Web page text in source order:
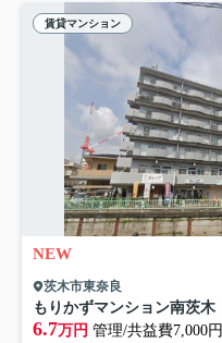
賃貸マンション
NEW
茨木市東奈良
もりかずマンション南茨木
6.7万円 管理/共益費7,000円